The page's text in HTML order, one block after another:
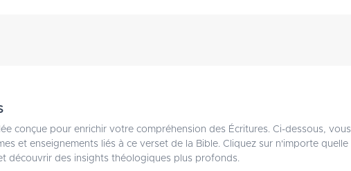
conçue pour enrichir votre compréhension des Écritures. Ci-dessous,
et enseignements liés à ce verset de la Bible. Cliquez sur n'importe
découvrir des insights théologiques plus profonds.